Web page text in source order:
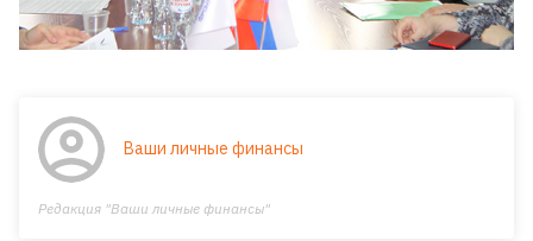
Ваши личные финансы
Редакция "Ваши личные финансы"